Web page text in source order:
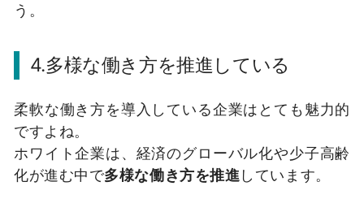
う。
4.多様な働き方を推進している
柔軟な働き方を導入している企業はとても魅力的
ですよね。
ホワイト企業は、経済のグローバル化や少子高齢
化が進む中で多様な働き方を推進 しています。